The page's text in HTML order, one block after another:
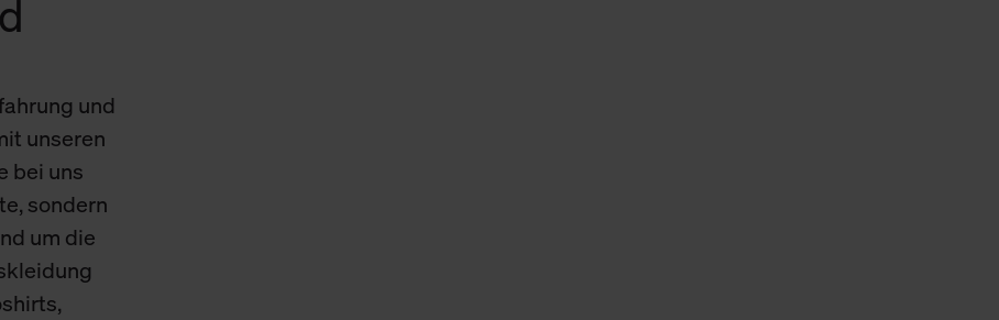
Cookies sowie die bis zum Zeitpunkt der Änderung gesammelten Daten.
und Web-Technologien sowie die Nutzung Ihrer persönlichen Daten finden Sie in
und
unseren
bei uns
sondern
um die